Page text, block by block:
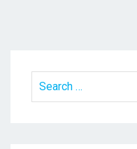
Search